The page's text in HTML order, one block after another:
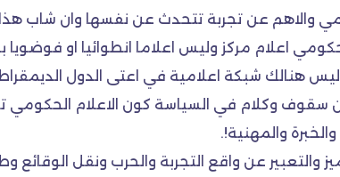
والاهم عن تجربة تتحدث عن نفسها وان شاب
اعلام مركز وليس اعلاما انطوائيا او
هنالك شبكة اعلامية في اعتى الدول
سقوف وكلام في السياسة كون الاعلام الحكومي
والمهنية!.
والتعبير عن واقع التجربة والحرب ونقل